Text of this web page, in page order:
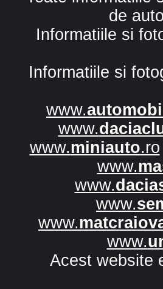
de
Informatiile si
Informatiile si
www.
www.
www.miniauto.ro
www.
www.
www.
www.
www.
Acest website